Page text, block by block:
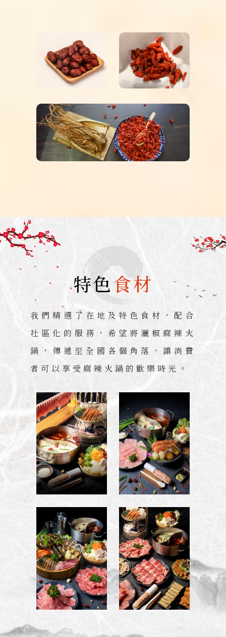
特色食材
我們精選了在地及特色食材，配合
社區化的服務，希望將灑椒麻辣火
鍋，傳遞至全國各個角落，讓消費
者可以享受麻辣火鍋的歡樂時光。